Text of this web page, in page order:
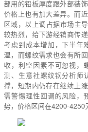
部用的铅板厚度跟外部装
价格上也有加大差异。而
区域，以上调占据市场主
较热烈，给下游经销商传
考虑到成本增加，下半年
温，而螺纹需求也会有所
收，利空因素不可忽视，
测、生意社螺纹钢分析师
撑，短期内仍存在继续上
需警惕理性回调的风险，
势，价格区间在4200-4250